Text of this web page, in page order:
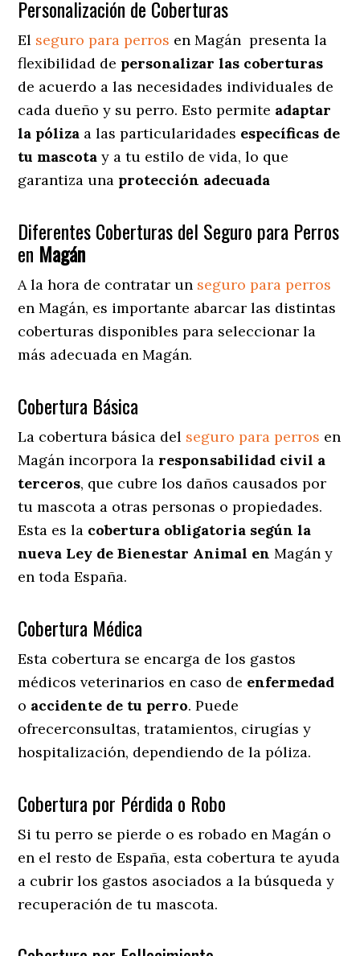
Personalización de Coberturas
El seguro para perros en Magán presenta la
flexibilidad de personalizar las coberturas
de acuerdo a las necesidades individuales de
cada dueño y su perro. Esto permite adaptar
la póliza a las particularidades específicas de
tu mascota y a tu estilo de vida, lo que
garantiza una protección adecuada
Diferentes Coberturas del Seguro para Perros
en Magán
A la hora de contratar un seguro para perros
en Magán, es importante abarcar las distintas
coberturas disponibles para seleccionar la
más adecuada en Magán.
Cobertura Básica
La cobertura básica del seguro para perros en
Magán incorpora la responsabilidad civil a
terceros, que cubre los daños causados por
tu mascota a otras personas o propiedades.
Esta es la cobertura obligatoria según la
nueva Ley de Bienestar Animal en Magán y
en toda España.
Cobertura Médica
Esta cobertura se encarga de los gastos
médicos veterinarios en caso de enfermedad
o accidente de tu perro. Puede
ofrecerconsultas, tratamientos, cirugías y
hospitalización, dependiendo de la póliza.
Cobertura por Pérdida o Robo
Si tu perro se pierde o es robado en Magán o
en el resto de España, esta cobertura te ayuda
a cubrir los gastos asociados a la búsqueda y
recuperación de tu mascota.